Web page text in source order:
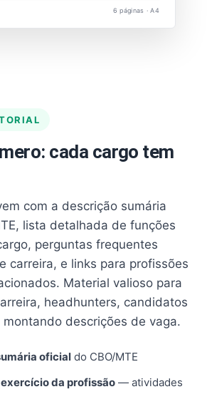
6 páginas · A4
cada cargo tem
com a descrição sumária
lista detalhada de funções
perguntas frequentes
carreira, e links para profissões
Material valioso para
headhunters, candidatos
montando descrições de vaga.
oficial do CBO/MTE
exercício da profissão — atividades